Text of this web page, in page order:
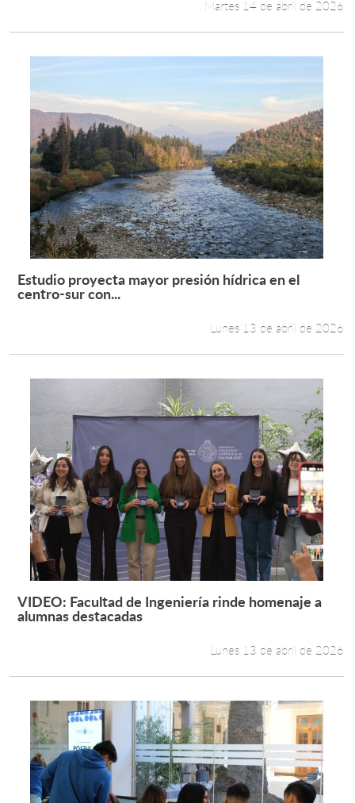
Martes 14 de abril de 2026
Leer más +
Estudio proyecta mayor presión hídrica en el
centro-sur con...
Lunes 13 de abril de 2026
Leer más +
VIDEO: Facultad de Ingeniería rinde homenaje a
alumnas destacadas
Lunes 13 de abril de 2026